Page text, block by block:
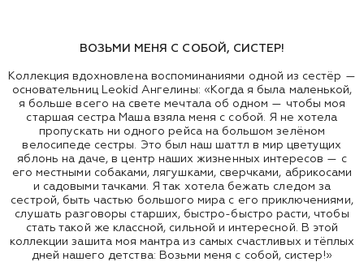
ВОЗЬМИ МЕНЯ С СОБОЙ, СИСТЕР!
Коллекция вдохновлена воспоминаниями одной из сестёр —
основательниц Leokid Ангелины: «Когда я была маленькой,
я больше всего на свете мечтала об одном — чтобы моя
старшая сестра Маша взяла меня с собой. Я не хотела
пропускать ни одного рейса на большом зелёном
велосипеде сестры. Это был наш шаттл в мир цветущих
яблонь на даче, в центр наших жизненных интересов — с
его местными собаками, лягушками, сверчками, абрикосами
и садовыми тачками. Я так хотела бежать следом за
сестрой, быть частью большого мира с его приключениями,
слушать разговоры старших, быстро-быстро расти, чтобы
стать такой же классной, сильной и интересной. В этой
коллекции зашита моя мантра из самых счастливых и тёплых
дней нашего детства: Возьми меня с собой, систер!»